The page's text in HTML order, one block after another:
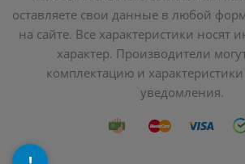
оставляете свои данные в любой
на сайте. Все характеристики
характер. Производители
комплектацию и
уведомления.